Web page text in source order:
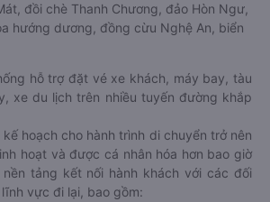
đồi chè Thanh Chương, đảo Hòn Ngư,
hướng dương, đồng cừu Nghệ An, biển
hỗ trợ đặt vé xe khách, máy bay, tàu
xe du lịch trên nhiều tuyến đường khắp
kế hoạch cho hành trình di chuyển trở nên
hoạt và được cá nhân hóa hơn bao giờ
nền tảng kết nối hành khách với các đối
vực đi lại, bao gồm: